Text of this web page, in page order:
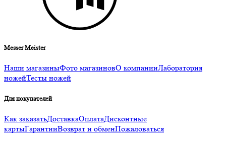
Messer Meister
Наши магазиныФото магазиновО компанииЛаборатория
ножейТесты ножей
Для покупателей
Как заказатьДоставкаОплатаДисконтные
картыГарантииВозврат и обменПожаловаться